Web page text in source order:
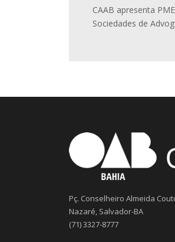
CAAB apresenta
Sociedades de
Pç. Conselheiro Almeida
Nazaré, Salvador-BA
(71) 3327-8777